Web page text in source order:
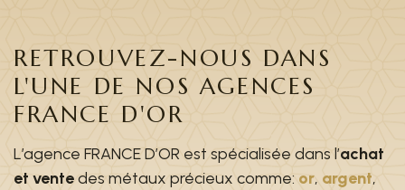
RETROUVEZ-NOUS DANS
L'UNE DE NOS AGENCES
FRANCE D'OR
L’agence FRANCE D’OR est spécialisée dans l’achat
et ventedes métaux précieux comme: or, argent,